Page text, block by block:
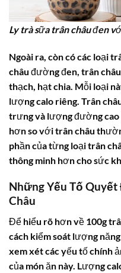
Ly trà sữa trân châu đen
Ngoài ra, còn có các loại
châu đường đen, trân
thạch, hạt chia. Mỗi loại
lượng calo riêng. Trân
trưng và lượng đường
hơn so với trân châu
phần của từng loại trân
thông minh hơn cho sức
Những Yếu Tố
Châu
Để hiểu rõ hơn về 100g
cách kiểm soát lượng
xem xét các yếu tố chính
của món ăn này. Lượng